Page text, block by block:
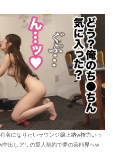
名になりたいラウンジ嬢上納w権力いっ
出しアリの愛人契約で夢の芸能界へw